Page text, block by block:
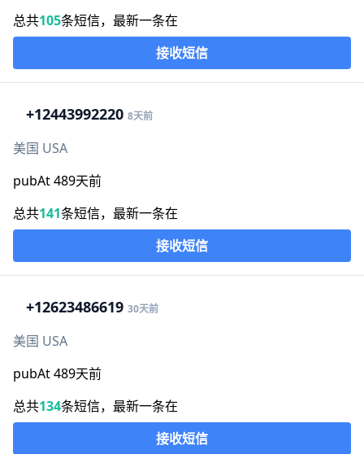
总共105条短信，最新一条在
接收短信
+12443992220 8天前
美国 USA
pubAt 489天前
总共141条短信，最新一条在
接收短信
+12623486619 30天前
美国 USA
pubAt 489天前
总共134条短信，最新一条在
接收短信